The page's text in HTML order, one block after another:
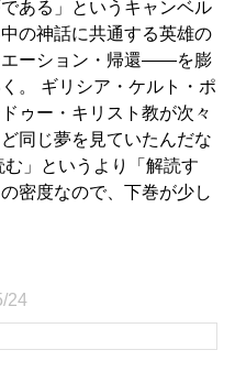
ある」というキャンベル
の神話に共通する英雄の
ーション・帰還——を膨
。 ギリシア・ケルト・ポ
ゥー・キリスト教が次々
同じ夢を見ていたんだな
」というより「解読す
密度なので、下巻が少し
24